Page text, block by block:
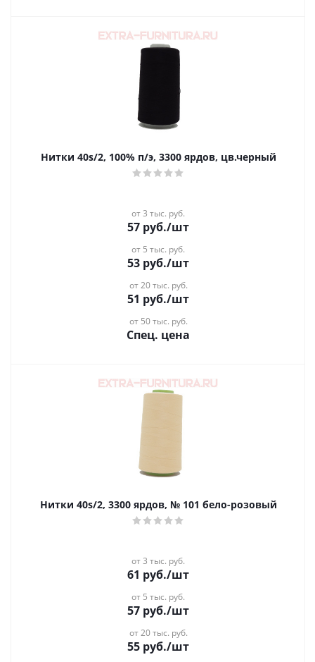
Нитки 40s/2, 100% п/э, 3300 ярдов, цв.черный
от 3 тыс. руб.
57 руб./шт
от 5 тыс. руб.
53 руб./шт
от 20 тыс. руб.
51 руб./шт
от 50 тыс. руб.
Спец. цена
Нитки 40s/2, 3300 ярдов, № 101 бело-розовый
от 3 тыс. руб.
61 руб./шт
от 5 тыс. руб.
57 руб./шт
от 20 тыс. руб.
55 руб./шт